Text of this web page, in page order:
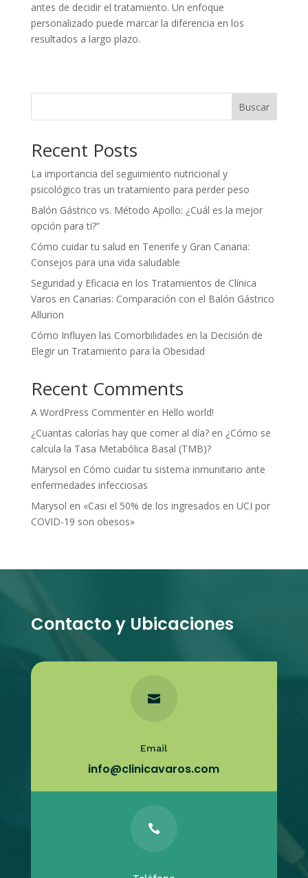
antes de decidir el tratamiento. Un enfoque
personalizado puede marcar la diferencia en los
resultados a largo plazo.
Buscar
Recent Posts
La importancia del seguimiento nutricional y
psicológico tras un tratamiento para perder peso
Balón Gástrico vs. Método Apollo: ¿Cuál es la mejor
opción para ti?”
Cómo cuidar tu salud en Tenerife y Gran Canaria:
Consejos para una vida saludable
Seguridad y Eficacia en los Tratamientos de Clínica
Varos en Canarias: Comparación con el Balón Gástrico
Allurion
Cómo Influyen las Comorbilidades en la Decisión de
Elegir un Tratamiento para la Obesidad
Recent Comments
A WordPress Commenteren Hello world!
¿Cuantas calorías hay que comer al día?en ¿Cómo se
calcula la Tasa Metabólica Basal (TMB)?
Marysol en Cómo cuidar tu sistema inmunitario ante
enfermedades infecciosas
Marysol en «Casi el 50% de los ingresados en UCI por
COVID-19 son obesos»
Contacto y Ubicaciones

Email
info@clinicavaros.com
